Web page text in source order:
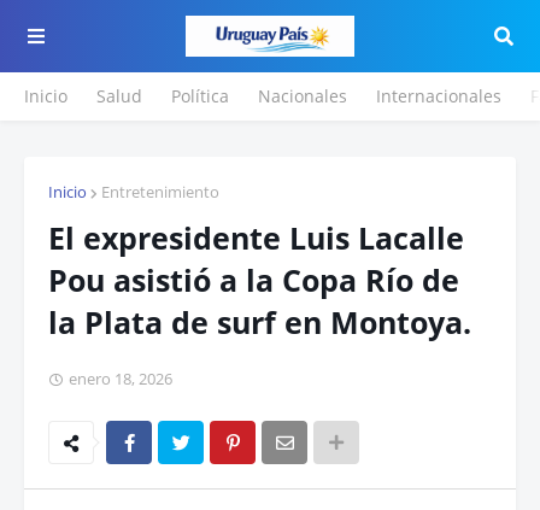
Inicio Salud Política Nacionales Internacionales
Inicio Entretenimiento
El expresidente Luis Lacalle
Pou asistió a la Copa Río de
la Plata de surf en Montoya.
enero 18, 2026